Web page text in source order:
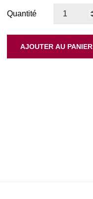
Quantité
AJOUTER AU PANIER